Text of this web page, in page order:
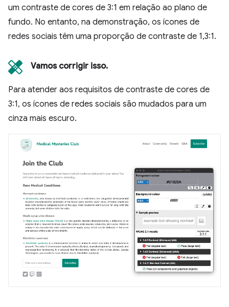
um contraste de cores de 3:1 em relação ao plano de
fundo. No entanto, na demonstração, os ícones de
redes sociais têm uma proporção de contraste de 1,3:1.
Vamos corrigir isso.
Para atender aos requisitos de contraste de cores de
3:1, os ícones de redes sociais são mudados para um
cinza mais escuro.